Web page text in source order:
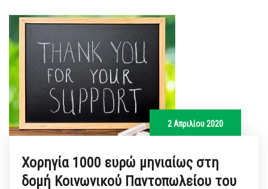
2 Απριλίου 2020
Χορηγία 1000 ευρώ μηνιαίως στη
δομή Κοινωνικού Παντοπωλείου του